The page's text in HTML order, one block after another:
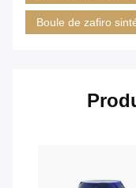
Boule de zafiro